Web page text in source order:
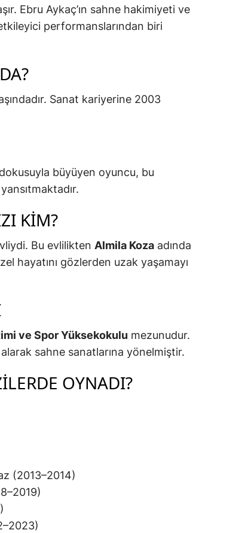
Ebru Aykaç’ın sahne hakimiyeti ve
performanslarından biri
Sanat kariyerine 2003
büyüyen oyuncu, bu
KIM?
Bu evlilikten Almila Koza adında
hayatını gözlerden uzak yaşamayı
ve Spor Yüksekokulu mezunudur.
sahne sanatlarına yönelmiştir.
OYNADI?
(2013–2014)